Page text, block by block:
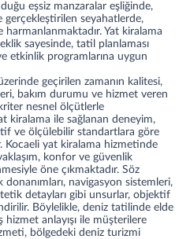
eşsiz manzaralar eşliğinde,
gerçekleştirilen seyahatlerde,
Yat kiralama
sayesinde, tatil planlaması
etkinlik programlarına uygun
geçirilen zamanın kalitesi,
bakım durumu ve hizmet veren
nesnel ölçütlerle
kiralama ile sağlanan deneyim,
ve ölçülebilir standartlara göre
Kocaeli yat kiralama hizmetinde
konfor ve güvenlik
öne çıkmaktadır. Söz
navigasyon sistemleri,
detayları gibi unsurlar, objektif
Böylelikle, deniz tatilinde elde
hizmet anlayışı ile müşterilere
bölgedeki deniz turizmi